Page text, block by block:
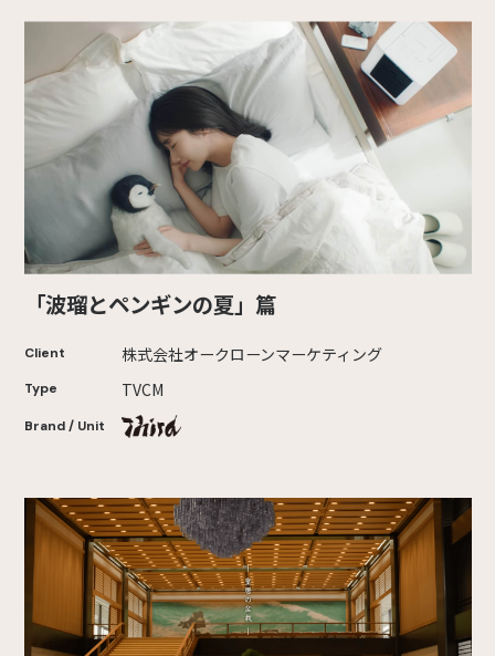
「波瑠とペンギンの夏」篇
Client 株式会社オークローンマーケティング
Type TVCM
Brand / Unit